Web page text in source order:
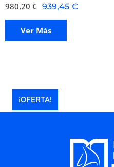
980,20€ 939,45 €
Ver Más
¡OFERTA!